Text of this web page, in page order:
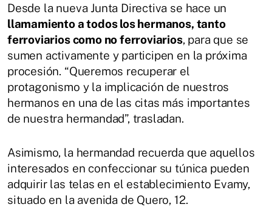
Desde la nueva Junta Directiva se hace un
llamamiento a todos los hermanos, tanto
ferroviarios como no ferroviarios, para que se
sumen activamente y participen en la próxima
procesión. “Queremos recuperar el
protagonismo y la implicación de nuestros
hermanos en una de las citas más importantes
de nuestra hermandad”, trasladan.
Asimismo, la hermandad recuerda que aquellos
interesados en confeccionar su túnica pueden
adquirir las telas en el establecimiento Evamy,
situado en la avenida de Quero, 12.